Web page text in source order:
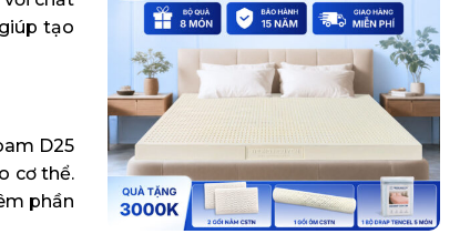
tạo
D25
cơ thể.
phần